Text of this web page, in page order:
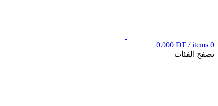
0
items
/
0.000 DT
تصفح الفئات